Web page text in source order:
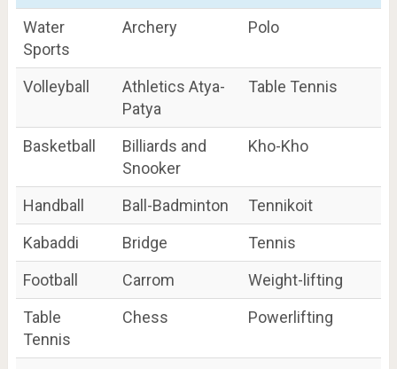
Water
Sports
Archery Polo
Volleyball
Athletics Atya-
Patya
Table Tennis
Basketball
Billiards and
Snooker
Kho-Kho
Handball Ball-Badminton
Tennikoit
Kabaddi
Bridge
Tennis
Football
Carrom
Weight-lifting
Table
Tennis
Chess Powerlifting